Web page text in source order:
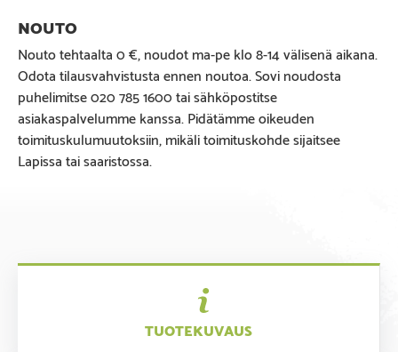
Nouto tehtaalta 0 €, noudot ma-pe klo 8-14 välisenä aikana.
Odota tilausvahvistusta ennen noutoa. Sovi noudosta
puhelimitse 020 785 1600 tai sähköpostitse
asiakaspalvelumme kanssa. Pidätämme oikeuden
toimituskulumuutoksiin, mikäli toimituskohde sijaitsee
Lapissa tai saaristossa.
TUOTEKUVAUS